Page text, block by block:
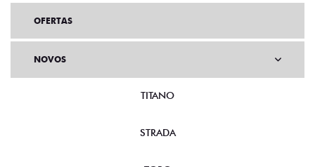
OFERTAS
NOVOS
TITANO
STRADA